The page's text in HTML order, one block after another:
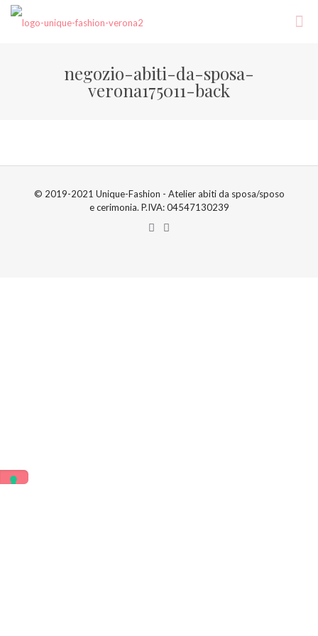
negozio-abiti-da-sposa-
verona175011-back
© 2019-2021 Unique-Fashion - Atelier abiti da sposa/sposo
e cerimonia. P.IVA: 04547130239